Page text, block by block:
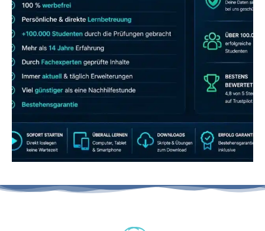
LERNEN